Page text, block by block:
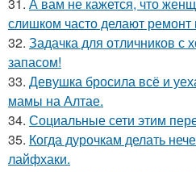
слишком часто делают ремонт
32. Задачка для отличников
запасом!
33. Девушка бросила всё и
мамы на Алтае.
34. Социальные сети этим
35. Когда дурочкам делать
лайфхаки.